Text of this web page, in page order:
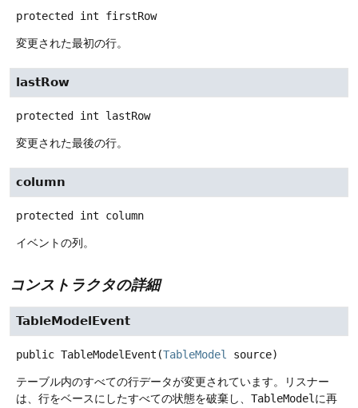
protected int firstRow
変更された最初の行。
lastRow
protected int lastRow
変更された最後の行。
column
protected int column
イベントの列。
コンストラクタの詳細
TableModelEvent
public TableModelEvent (TableModel source)
テーブル内のすべての行データが変更されています。リスナー
は、行をベースにしたすべての状態を破棄し、 TableModelに再